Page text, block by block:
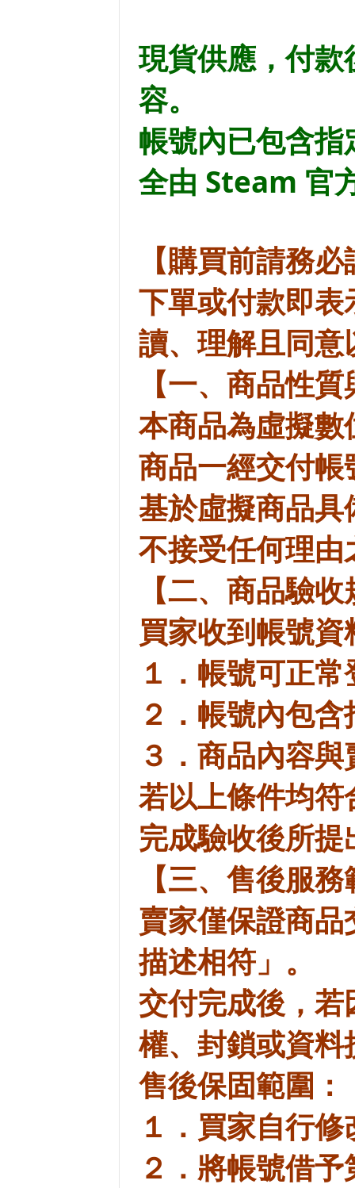
現貨供應，付
容。
帳號內已包含
全由 Steam 官
【購買前請務
下單或付款即
讀、理解且同
【一、商品性
本商品為虛擬
商品一經交付
基於虛擬商品
不接受任何理
【二、商品驗
買家收到帳號
１．帳號可正
２．帳號內包
３．商品內容
若以上條件均
完成驗收後所
【三、售後服
賣家僅保證商
描述相符」。
交付完成後，
權、封鎖或資
售後保固範圍：
１．買家自行
２．將帳號借